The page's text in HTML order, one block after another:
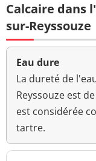
Carbone organique
Coloration
Bactéries coliformes
/100ml-MS
Fer total
Bact. aér.
Calcaire dans
sur-Reyssouze
Eau dure
La dureté de
Reyssouze est
est considérée
tartre.